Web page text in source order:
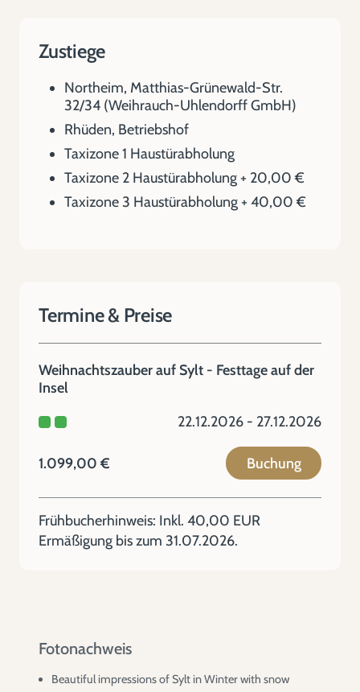
Zustiege
Northeim, Matthias-Grünewald-Str.
32/34 (Weihrauch-Uhlendorff GmbH)
Rhüden, Betriebshof
Taxizone 1 Haustürabholung
Taxizone 2 Haustürabholung + 20,00 €
Taxizone 3 Haustürabholung + 40,00 €
Termine & Preise
Weihnachtszauber auf Sylt - Festtage auf der
Insel
22.12.2026 - 27.12.2026
1.099,00 € Buchung
Frühbucherhinweis: Inkl. 40,00 EUR
Ermäßigung bis zum 31.07.2026.
Fotonachweis
Beautiful impressions of Sylt in Winter with snow